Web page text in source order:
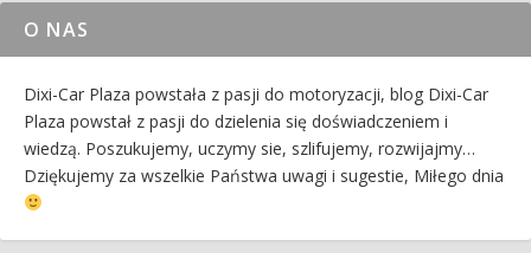
O NAS
Dixi-Car Plaza powstała z pasji do motoryzacji, blog Dixi-Car
Plaza powstał z pasji do dzielenia się doświadczeniem i
wiedzą. Poszukujemy, uczymy sie, szlifujemy, rozwijajmy…
Dziękujemy za wszelkie Państwa uwagi i sugestie, Miłego dnia